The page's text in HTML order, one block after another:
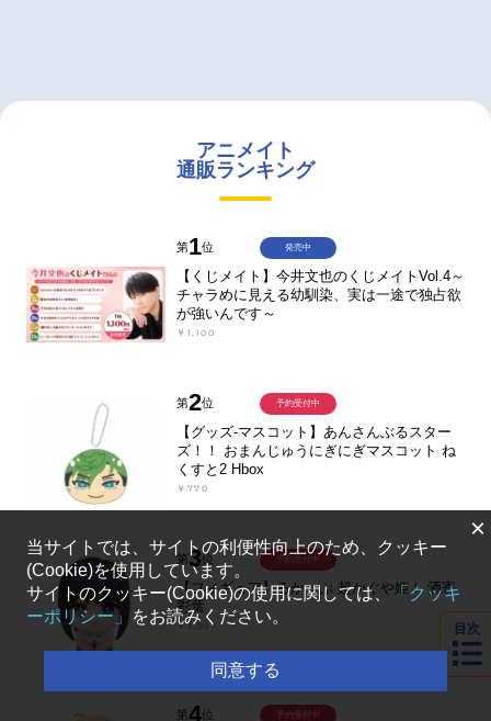
アニメイト
通販ランキング
第1位
【くじメイト】今井文也のくじメイトVol.4～
チャラめに見える幼馴染、実は一途で独占欲
が強いんです～
￥1,100
発売中
第2位
【グッズ-マスコット】あんさんぶるスター
ズ！！ おまんじゅうにぎにぎマスコット ね
くすと2 Hbox
￥770
予約受付中
第3位
【フィギュア】るかっぷ 超かぐや姫！ 酒寄
彩葉
￥3,927
予約受付中
第4位 予約受付中
目次
×
当サイトでは、サイトの利便性向上のため、クッキー
(Cookie)を使用しています。
サイトのクッキー(Cookie)の使用に関しては、「クッキ
ーポリシー」 をお読みください。
同意する